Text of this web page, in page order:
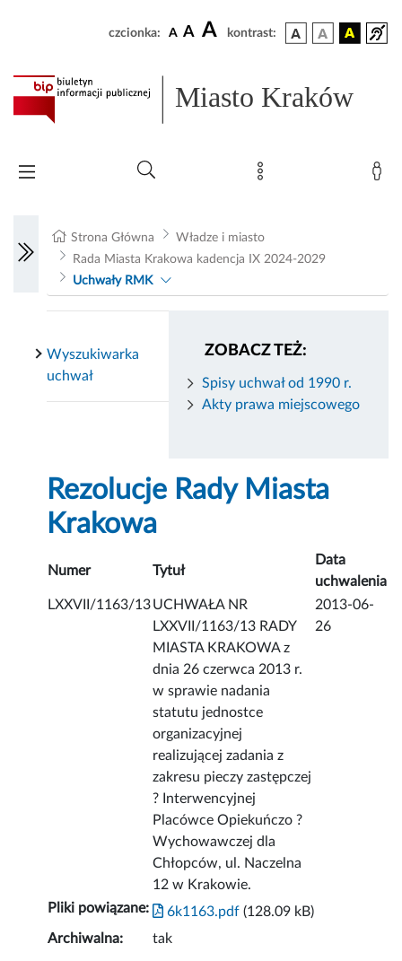
czcionka: A A A kontrast:
Miasto Kraków
Strona Główna
Władze i miasto
Rada Miasta Krakowa kadencja IX 2024-2029
Uchwały RMK
ZOBACZ TEŻ:
Spisy uchwał od 1990 r.
Akty prawa miejscowego
Wyszukiwarka
uchwał
Rezolucje Rady Miasta
Krakowa
Numer Tytuł
Data
uchwalenia
LXXVII/1163/13UCHWAŁA NR
LXXVII/1163/13 RADY
MIASTA KRAKOWA z
dnia 26 czerwca 2013 r.
w sprawie nadania
statutu jednostce
organizacyjnej
realizującej zadania z
zakresu pieczy zastępczej
? Interwencyjnej
Placówce Opiekuńczo ?
Wychowawczej dla
Chłopców, ul. Naczelna
12 w Krakowie.
2013-06-
26
Pliki powiązane: 6k1163.pdf (128.09 kB)
Archiwalna:
tak